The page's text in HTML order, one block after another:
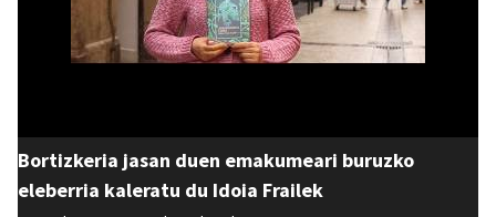
Bortizkeria jasan duen emakumeari buruzko
eleberria kaleratu du Idoia Frailek